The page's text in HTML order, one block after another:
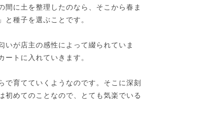
に土を整理したのなら、そこから春ま
種子を選ぶことです。
が店主の感性によって綴られていま
トに入れていきます。
で育てていくようなのです。そこに深刻
初めてのことなので、とても気楽でいる